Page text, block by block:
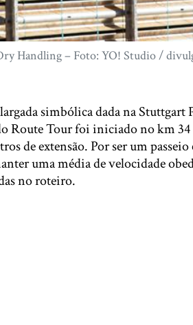
Handling – Foto: YO! Studio /
simbólica dada na Stuttgart
Route Tour foi iniciado no km
de extensão. Por ser um
uma média de velocidade
no roteiro.